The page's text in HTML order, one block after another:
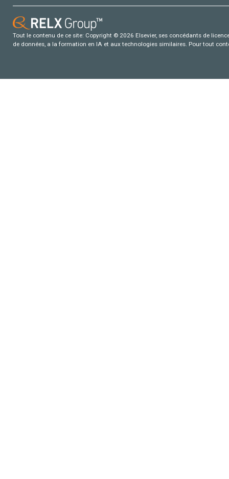
Tout le contenu de ce site: Copyright © 2026 Elsevier, ses concédants de
de données, a la formation en IA et aux technologies similaires. Pour tout